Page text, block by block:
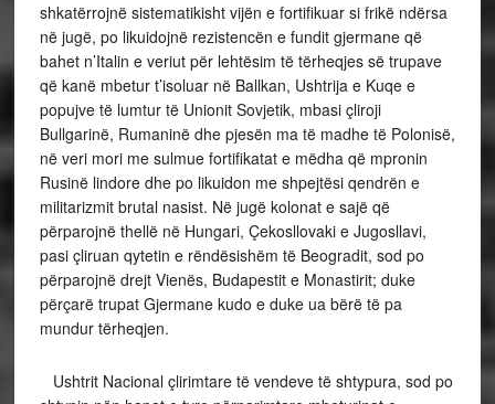
shkatërrojnë sistematikisht vijën e fortifikuar si frikë ndërsa
në jugë, po likuidojnë rezistencën e fundit gjermane që
bahet n’Italin e veriut për lehtësim të tërheqjes së trupave
që kanë mbetur t’isoluar në Ballkan, Ushtrija e Kuqe e
popujve të lumtur të Unionit Sovjetik, mbasi çliroji
Bullgarinë, Rumaninë dhe pjesën ma të madhe të Polonisë,
në veri mori me sulmue fortifikatat e mëdha që mpronin
Rusinë lindore dhe po likuidon me shpejtësi qendrën e
militarizmit brutal nasist. Në jugë kolonat e sajë që
përparojnë thellë në Hungari, Çekosllovaki e Jugosllavi,
pasi çliruan qytetin e rëndësishëm të Beogradit, sod po
përparojnë drejt Vienës, Budapestit e Monastirit; duke
përçarë trupat Gjermane kudo e duke ua bërë të pa
mundur tërheqjen.
Ushtrit Nacional çlirimtare të vendeve të shtypura, sod po